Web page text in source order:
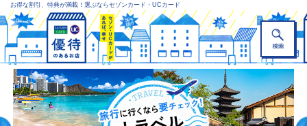
お得な割引、特典が満載！選ぶならセゾンカード・UCカード